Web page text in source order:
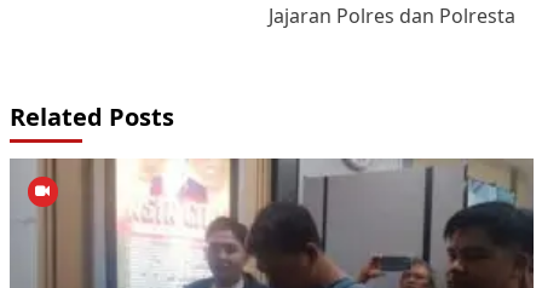
Jajaran Polres dan Polresta
Related Posts